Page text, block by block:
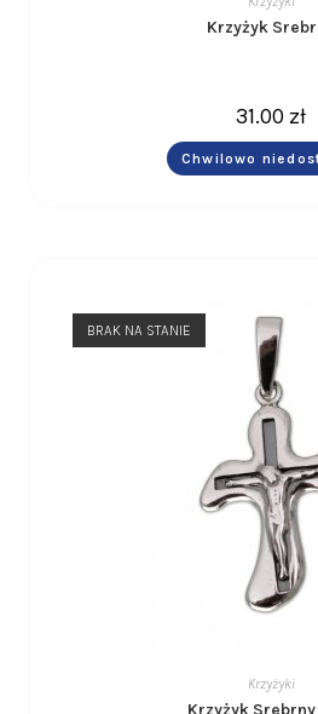
Krzyżyk
31.00 zł
Chwilowo
BRAK NA STANIE
Krzyżyki